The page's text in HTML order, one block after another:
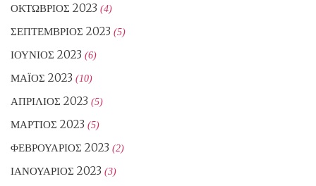
ΟΚΤΏΒΡΙΟΣ 2023 (4)
ΣΕΠΤΈΜΒΡΙΟΣ 2023 (5)
ΙΟΎΝΙΟΣ 2023 (6)
ΜΆΙΟΣ 2023 (10)
ΑΠΡΊΛΙΟΣ 2023 (5)
ΜΆΡΤΙΟΣ 2023 (5)
ΦΕΒΡΟΥΆΡΙΟΣ 2023 (2)
ΙΑΝΟΥΆΡΙΟΣ 2023 (3)